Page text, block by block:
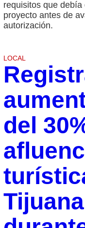
requisitos que debía
proyecto antes de
autorización.
LOCAL
del
Tijuana